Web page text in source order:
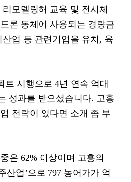
모델링해 교육 및 전시체
론 동체에 사용되는 경량금
업 등 관련기업을 유치, 육
트 시행으로 4년 연속 억대
성과를 받으셨습니다. 고흥
전략이 있다면 소개 좀 부
은 62% 이상이며 고흥의
산업’으로 797 농어가가 억